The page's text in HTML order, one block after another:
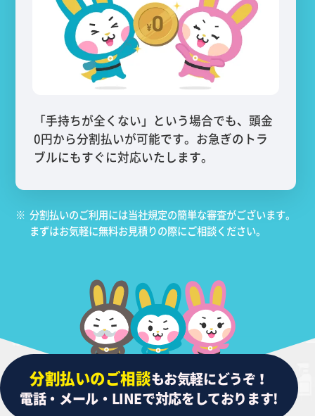
「手持ちが全くない」という場合でも、頭金
0円から分割払いが可能です。お急ぎのトラ
ブルにもすぐに対応いたします。
※ 分割払いのご利用には当社規定の簡単な審査がございます。
まずはお気軽に無料お見積りの際にご相談ください。
分割払いのご相談もお気軽にどうぞ！
電話・メール・LINEで対応をしております!